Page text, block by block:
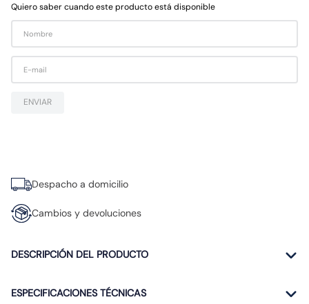
Quiero saber cuando este producto está disponible
ENVIAR
Despacho a domicilio
Cambios y devoluciones
DESCRIPCIÓN DEL PRODUCTO
ESPECIFICACIONES TÉCNICAS